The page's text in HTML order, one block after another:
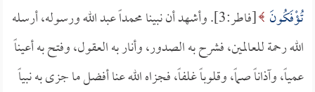
تُؤْفَكُونَ
[فاطر:3]. وأشهد أن نبينا محمداً عبد الله ورسوله، أرسله
الله رحمة للعالمين، فشرح به الصدور، وأنار به العقول، وفتح به أعيناً
عمياً، وآذاناً صماً، وقلوباً غلفاً، فجزاه الله عنا أفضل ما جزى به نبياً